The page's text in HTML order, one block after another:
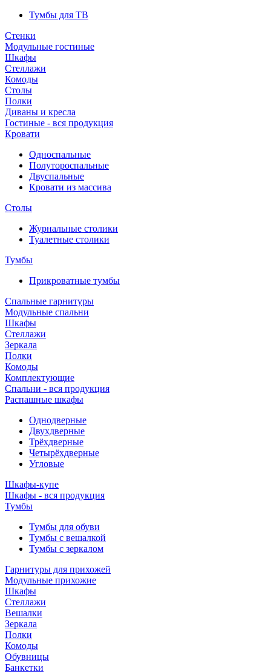
Тумбы для ТВ
Стенки
Модульные гостиные
Шкафы
Стеллажи
Комоды
Столы
Полки
Диваны и кресла
Гостиные - вся продукция
Кровати
Односпальные
Полутороспальные
Двуспальные
Кровати из массива
Столы
Журнальные столики
Туалетные столики
Тумбы
Прикроватные тумбы
Спальные гарнитуры
Модульные спальни
Шкафы
Стеллажи
Зеркала
Полки
Комоды
Комплектующие
Спальни - вся продукция
Распашные шкафы
Однодверные
Двухдверные
Трёхдверные
Четырёхдверные
Угловые
Шкафы-купе
Шкафы - вся продукция
Тумбы
Тумбы для обуви
Тумбы с вешалкой
Тумбы с зеркалом
Гарнитуры для прихожей
Модульные прихожие
Шкафы
Стеллажи
Вешалки
Зеркала
Полки
Комоды
Обувницы
Банкетки